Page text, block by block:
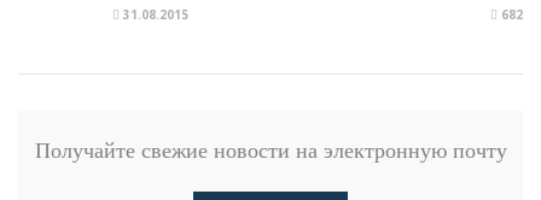
31.08.2015 682
Получайте свежие новости на электронную почту